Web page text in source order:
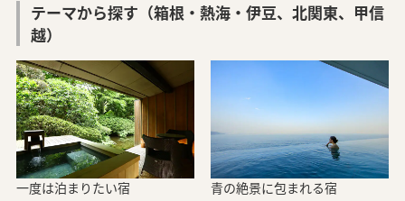
テーマから探す（箱根・熱海・伊豆、北関東、甲信
越）
一度は泊まりたい宿 青の絶景に包まれる宿